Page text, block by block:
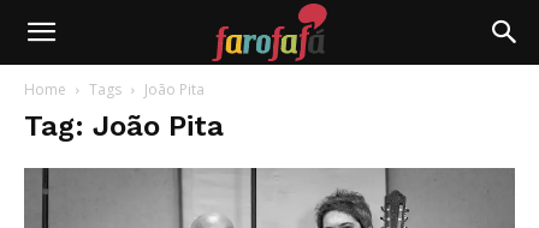
Farofafá
Home Tags João Pita
Tag: João Pita